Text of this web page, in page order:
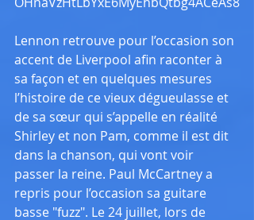
Lennon retrouve pour l’occasion son
accent de Liverpool afin raconter à
sa façon et en quelques mesures
l’histoire de ce vieux dégueulasse et
de sa sœur qui s’appelle en réalité
Shirley et non Pam, comme il est dit
dans la chanson, qui vont voir
passer la reine. Paul McCartney a
repris pour l’occasion sa guitare
basse "fuzz". Le 24 juillet, lors de